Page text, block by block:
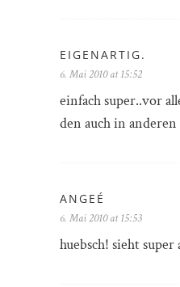
EIGENARTIG.
6. Mai 2010 at 15:52
einfach super..vor
den auch in anderen
ANGEÉ
6. Mai 2010 at 15:53
huebsch! sieht super